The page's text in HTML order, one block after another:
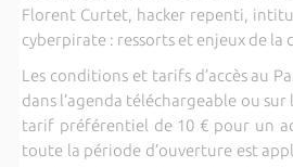
Florent Curtet, hacker repenti,
cyberpirate : ressorts et enjeux de la
Les conditions et tarifs d’accès au
dans l’agenda téléchargeable ou sur
tarif préférentiel de 10 € pour un
toute la période d’ouverture est